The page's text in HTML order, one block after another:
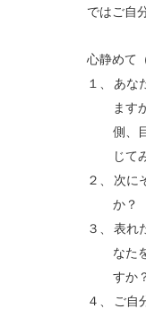
ではご自
心静めて
１、
あな
ます
側、
じて
２、
次に
か？
３、
表れ
なた
すか
４、
ご自